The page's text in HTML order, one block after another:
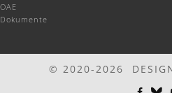
OAE
Dokumente
© 2020-2026